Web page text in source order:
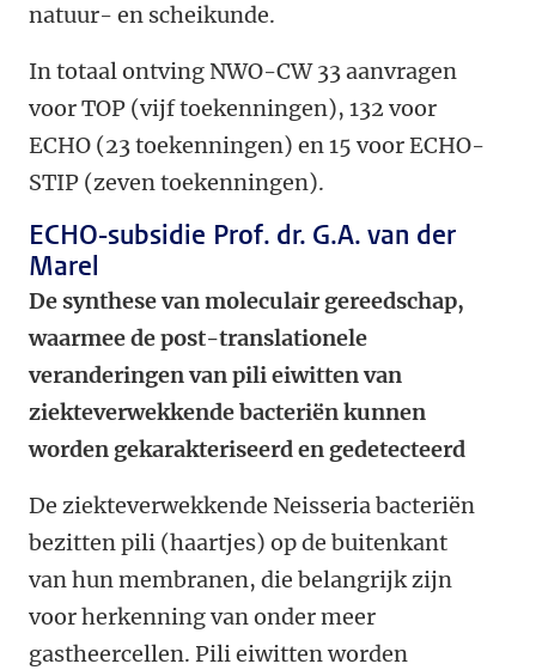
natuur- en scheikunde.
In totaal ontving NWO-CW 33 aanvragen
voor TOP (vijf toekenningen), 132 voor
ECHO (23 toekenningen) en 15 voor ECHO-
STIP (zeven toekenningen).
ECHO-subsidie Prof. dr. G.A. van der
Marel
De synthese van moleculair gereedschap,
waarmee de post-translationele
veranderingen van pili eiwitten van
ziekteverwekkende bacteriën kunnen
worden gekarakteriseerd en gedetecteerd
De ziekteverwekkende Neisseria bacteriën
bezitten pili (haartjes) op de buitenkant
van hun membranen, die belangrijk zijn
voor herkenning van onder meer
gastheercellen. Pili eiwitten worden